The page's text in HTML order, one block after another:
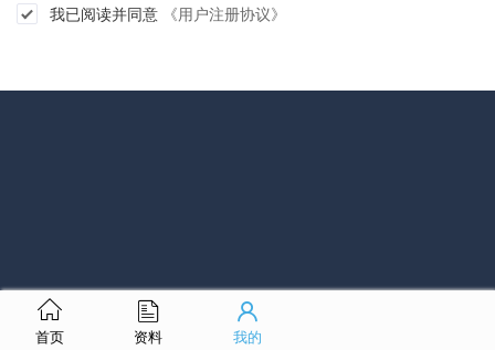
我已阅读并同意 《用户注册协议》
首页 资料 我的